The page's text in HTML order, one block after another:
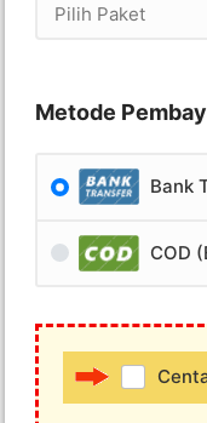
Pilih Paket
Metode
Bank
COD